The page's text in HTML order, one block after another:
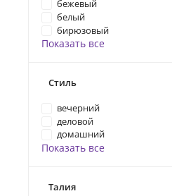
бежевый
белый
бирюзовый
Показать все
Стиль
вечерний
деловой
домашний
Показать все
Талия